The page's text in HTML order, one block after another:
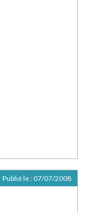
Publié le : 07/07/2008